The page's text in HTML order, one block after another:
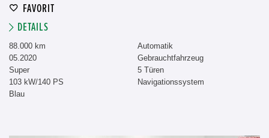
FAVORIT
DETAILS
88.000 km
05.2020
Super
103 kW/140 PS
Blau
Automatik
Gebrauchtfahrzeug
5 Türen
Navigationssystem